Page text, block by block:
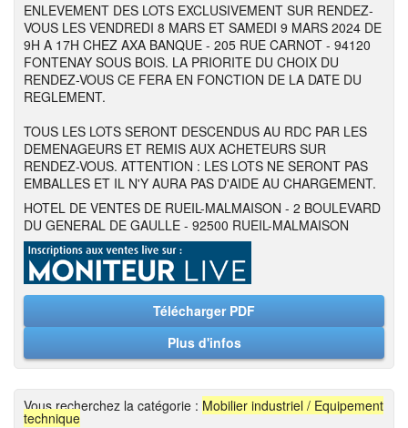
ENLEVEMENT DES LOTS EXCLUSIVEMENT SUR RENDEZ-
VOUS LES VENDREDI 8 MARS ET SAMEDI 9 MARS 2024 DE
9H A 17H CHEZ AXA BANQUE - 205 RUE CARNOT - 94120
FONTENAY SOUS BOIS. LA PRIORITE DU CHOIX DU
RENDEZ-VOUS CE FERA EN FONCTION DE LA DATE DU
REGLEMENT.
TOUS LES LOTS SERONT DESCENDUS AU RDC PAR LES
DEMENAGEURS ET REMIS AUX ACHETEURS SUR
RENDEZ-VOUS. ATTENTION : LES LOTS NE SERONT PAS
EMBALLES ET IL N'Y AURA PAS D'AIDE AU CHARGEMENT.
HOTEL DE VENTES DE RUEIL-MALMAISON - 2 BOULEVARD
DU GENERAL DE GAULLE - 92500 RUEIL-MALMAISON
Télécharger PDF
Plus d'infos
Vous recherchez la catégorie : Mobilier industriel / Equipement
technique